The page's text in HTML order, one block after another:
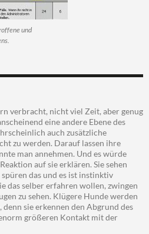
und
verbracht, nicht viel Zeit, aber genug
eine andere Ebene des
auch zusätzliche
zu werden. Darauf lassen ihre
man annehmen. Und es würde
auf sie erklären. Sie sehen
das und es ist instinktiv
das selber erfahren wollen, zwingen
zu sehen. Klügere Hunde werden
sie erkennen den Abgrund des
größeren Kontakt mit der